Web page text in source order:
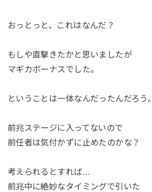
おっとっと、これはなんだ？
もしや直撃きたかと思いましたが
マギカボーナスでした。
ということは一体なんだったんだろう。
前兆ステージに入ってないので
前任者は気付かずに止めたのかな？
考えられるとすれば…
前兆中に絶妙なタイミングで引いた